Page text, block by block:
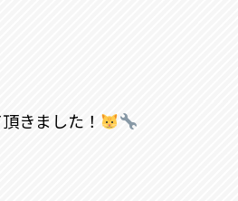
きました！